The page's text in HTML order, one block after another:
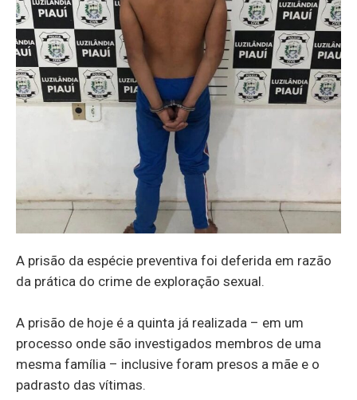
A prisão da espécie preventiva foi deferida em razão
da prática do crime de exploração sexual.
A prisão de hoje é a quinta já realizada – em um
processo onde são investigados membros de uma
mesma família – inclusive foram presos a mãe e o
padrasto das vítimas.